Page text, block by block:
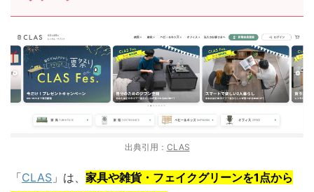
出典引用： CLAS
「CLAS 」は、 家具や雑貨・フェイクグリーンを1点から